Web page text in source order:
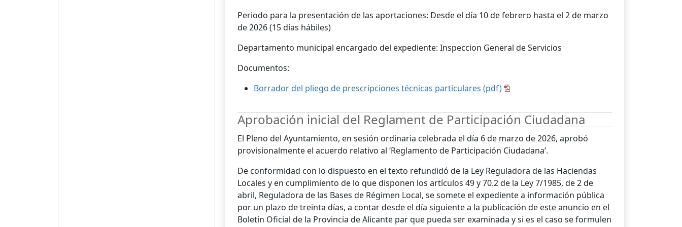
Periodo para la presentación de las aportaciones: Desde el día 10 de febrero hasta el 2 de marzo
de 2026 (15 días hábiles)
Departamento municipal encargado del expediente: Inspeccion General de Servicios
Documentos:
Borrador del pliego de prescripciones técnicas particulares (pdf)
Aprobación inicial del Reglament de Participación Ciudadana
El Pleno del Ayuntamiento, en sesión ordinaria celebrada el día 6 de marzo de 2026, aprobó
provisionalmente el acuerdo relativo al ‘Reglamento de Participación Ciudadana’.
De conformidad con lo dispuesto en el texto refundidó de la Ley Reguladora de las Haciendas
Locales y en cumplimiento de lo que disponen los artículos 49 y 70.2 de la Ley 7/1985, de 2 de
abril, Reguladora de las Bases de Régimen Local, se somete el expediente a información pública
por un plazo de treinta días, a contar desde el día siguiente a la publicación de este anuncio en el
Boletín Oficial de la Provincia de Alicante par que pueda ser examinada y si es el caso se formulen